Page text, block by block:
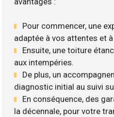
Pour commencer, une
adaptée à vos attentes et
Ensuite, une toiture
aux intempéries.
De plus, un
diagnostic initial au suivi
En conséquence, des
la décennale, pour votre